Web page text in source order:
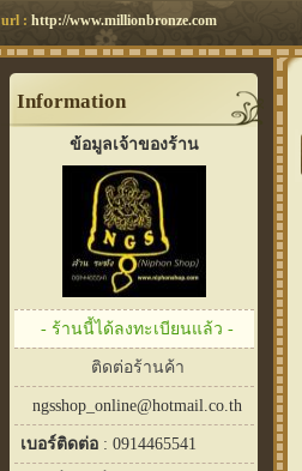
url : http://www.millionbronze.com
Information
ข้อมูลเจ้าของร้าน
- ร้านนี้ได้ลงทะเบียนแล้ว -
ติดต่อร้านค้า
ngsshop_online@hotmail.co.th
เบอร์ติดต่อ : 0914465541